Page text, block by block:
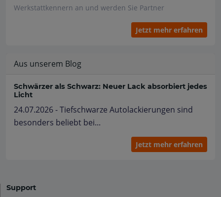
Werkstattkennern an und werden Sie Partner
Jetzt mehr erfahren
Aus unserem Blog
Schwärzer als Schwarz: Neuer Lack absorbiert jedes
Licht
24.07.2026 - Tiefschwarze Autolackierungen sind
besonders beliebt bei...
Jetzt mehr erfahren
Support